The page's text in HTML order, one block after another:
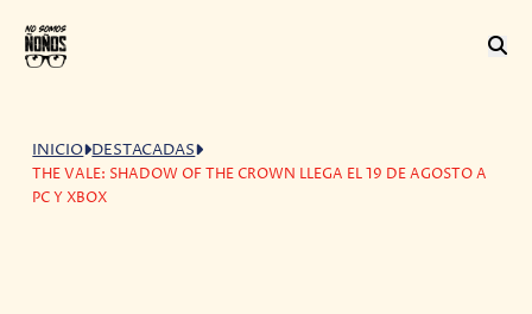
INICIO DESTACADAS
THE VALE: SHADOW OF THE CROWN LLEGA EL 19 DE AGOSTO A
PC Y XBOX